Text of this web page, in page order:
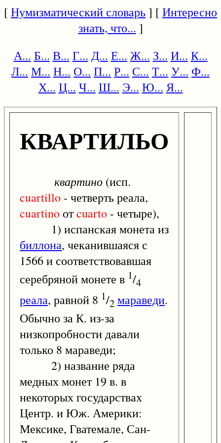
[Нумизматический словарь] [Интересно
знать, что... ]
А... Б... В... Г... Д... Е... Ж... З... И... К...
Л... М... Н... О... П... Р... С... Т... У... Ф...
Х... Ц... Ч... Ш... Э... Ю... Я...
КВАРТИЛЬО
квартино (исп.
cuartillo - четверть реала,
cuartino отcuarto - четыре),
1) испанская монета из
биллона, чеканившаяся с
1566 и соответствовавшая
серебряной монете в 1/4
реала, равной 8 1/2 мараведи.
Обычно за К. из-за
низкопробности давали
только 8 мараведи;
2) название ряда
медных монет 19 в. в
некоторых государствах
Центр. и Юж. Америки:
Мексике, Гватемале, Сан-